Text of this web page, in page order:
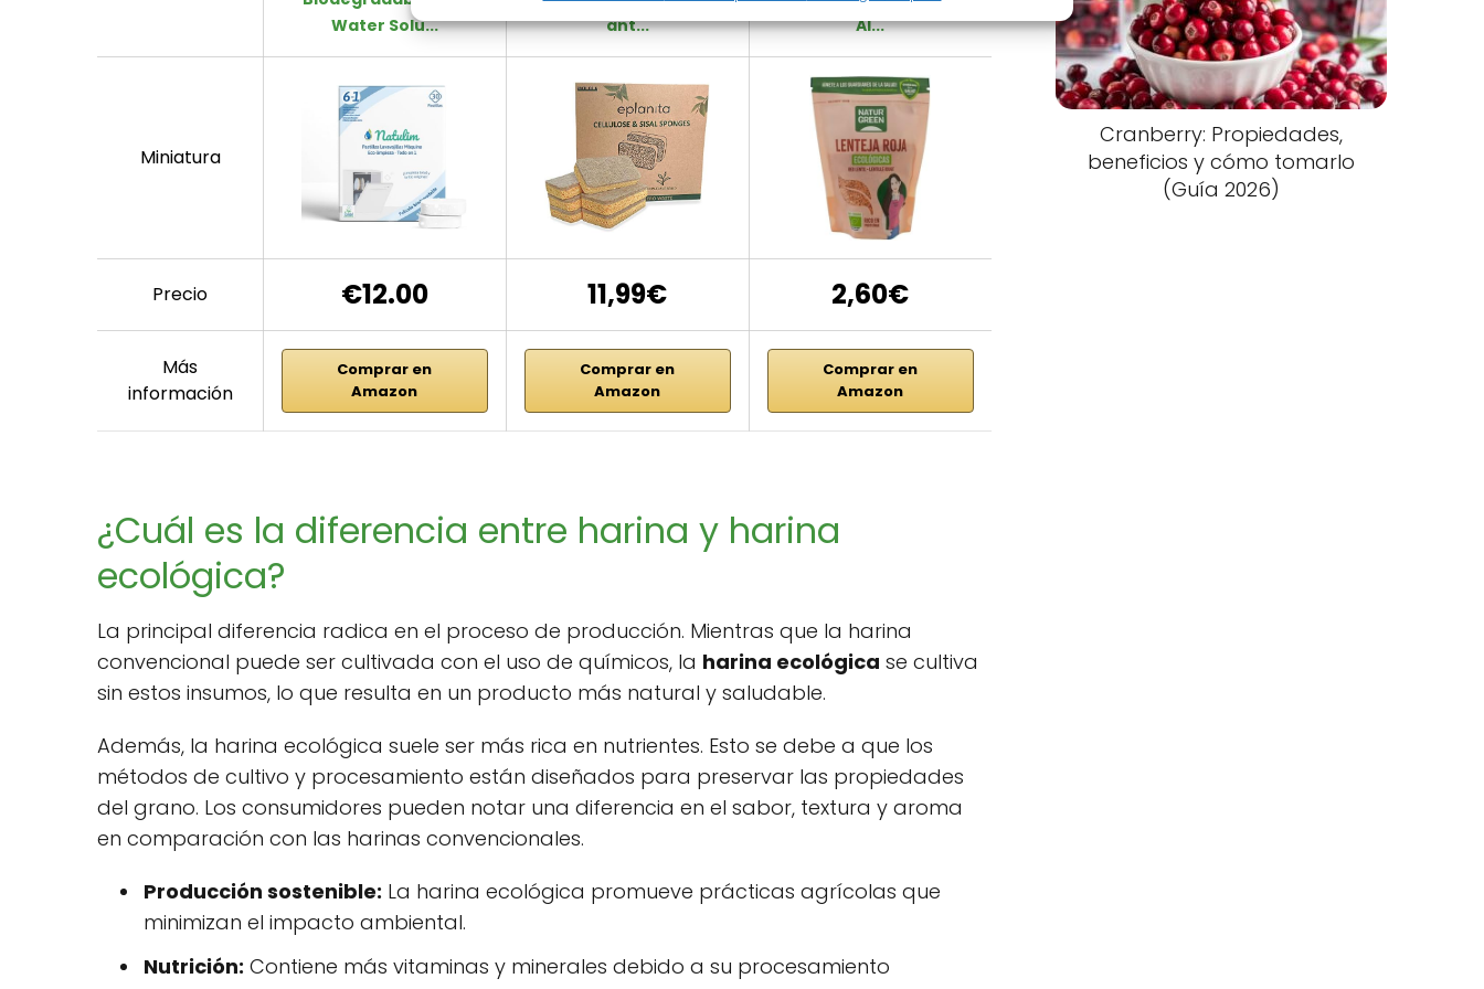
Water Solu...
ant...
Al...
Miniatura
Precio €12.00 11,99€ 2,60€
Más
información
Comprar en
Amazon
Comprar en
Amazon
Comprar en
Amazon
¿Cuál es la diferencia entre harina y harina
ecológica?
La principal diferencia radica en el proceso de producción. Mientras que la harina
convencional puede ser cultivada con el uso de químicos, la harina ecológica se cultiva
sin estos insumos, lo que resulta en un producto más natural y saludable.
Además, la harina ecológica suele ser más rica en nutrientes. Esto se debe a que los
métodos de cultivo y procesamiento están diseñados para preservar las propiedades
del grano. Los consumidores pueden notar una diferencia en el sabor, textura y aroma
en comparación con las harinas convencionales.
Producción sostenible: La harina ecológica promueve prácticas agrícolas que
minimizan el impacto ambiental.
Nutrición: Contiene más vitaminas y minerales debido a su procesamiento
Cranberry: Propiedades,
beneficios y cómo tomarlo
(Guía 2026)